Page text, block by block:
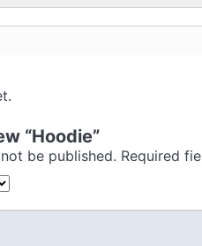
“Hoodie”
be published. Required